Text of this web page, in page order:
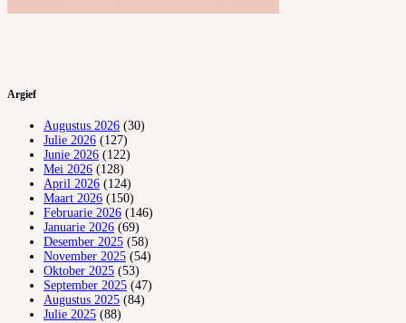
Argief
Augustus 2026 (30)
Julie 2026 (127)
Junie 2026 (122)
Mei 2026 (128)
April 2026 (124)
Maart 2026 (150)
Februarie 2026 (146)
Januarie 2026 (69)
Desember 2025 (58)
November 2025 (54)
Oktober 2025 (53)
September 2025 (47)
Augustus 2025 (84)
Julie 2025 (88)